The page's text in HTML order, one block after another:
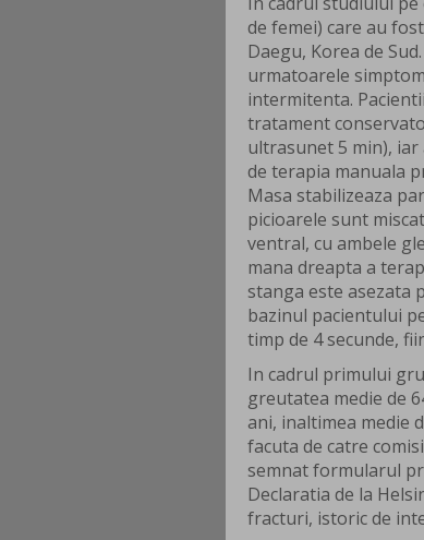
de femei) care au
Daegu, Korea de
urmatoarele
intermitenta.
tratament
ultrasunet 5 min),
de terapia manuala
Masa stabilizeaza
picioarele sunt
ventral, cu ambele
mana dreapta a
stanga este asezata
bazinul pacientului
timp de 4 secunde,
In cadrul primului
greutatea medie de
ani, inaltimea medie
facuta de catre
semnat formularul
Declaratia de la
fracturi, istoric de